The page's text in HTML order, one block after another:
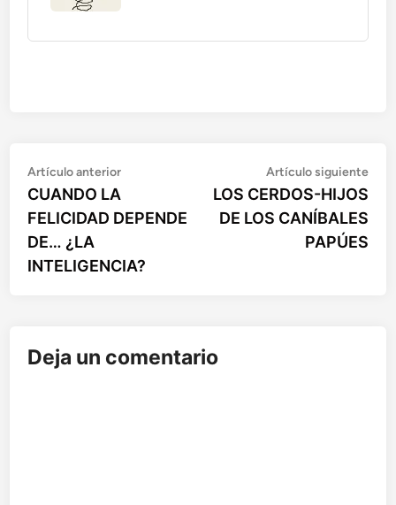
Navegación
de
entradas
Artículo anteriorArtículo
CUANDO LA
FELICIDAD DEPENDE
DE… ¿LA
INTELIGENCIA?
Artículo siguiente
LOS CERDOS-HIJOS
DE LOS CANÍBALES
PAPÚES
Deja un comentario